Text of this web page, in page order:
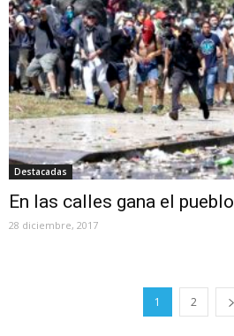
Destacadas
En las calles gana el pueblo
28 diciembre, 2017
1 2